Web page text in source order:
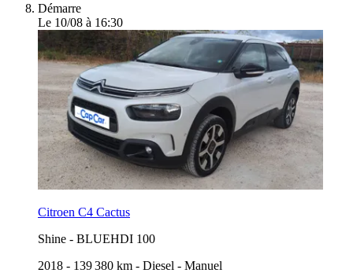
Démarre
Le 10/08 à 16:30
Citroen C4 Cactus
Shine - BLUEHDI 100
2018 - 139 380 km - Diesel - Manuel